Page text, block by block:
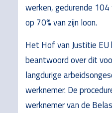
werken, gedurende
op 70% van zijn loon.
Het Hof van Justitie
beantwoord over dit
langdurige
werknemer. De
werknemer van de